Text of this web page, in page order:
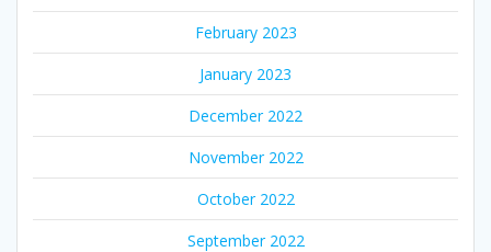
February 2023
January 2023
December 2022
November 2022
October 2022
September 2022